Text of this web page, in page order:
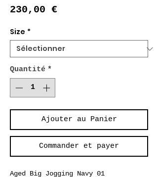
230,00 €Prix
Size *
Quantité *
Ajouter au Panier
Commander et payer
Aged Big Jogging Navy 01